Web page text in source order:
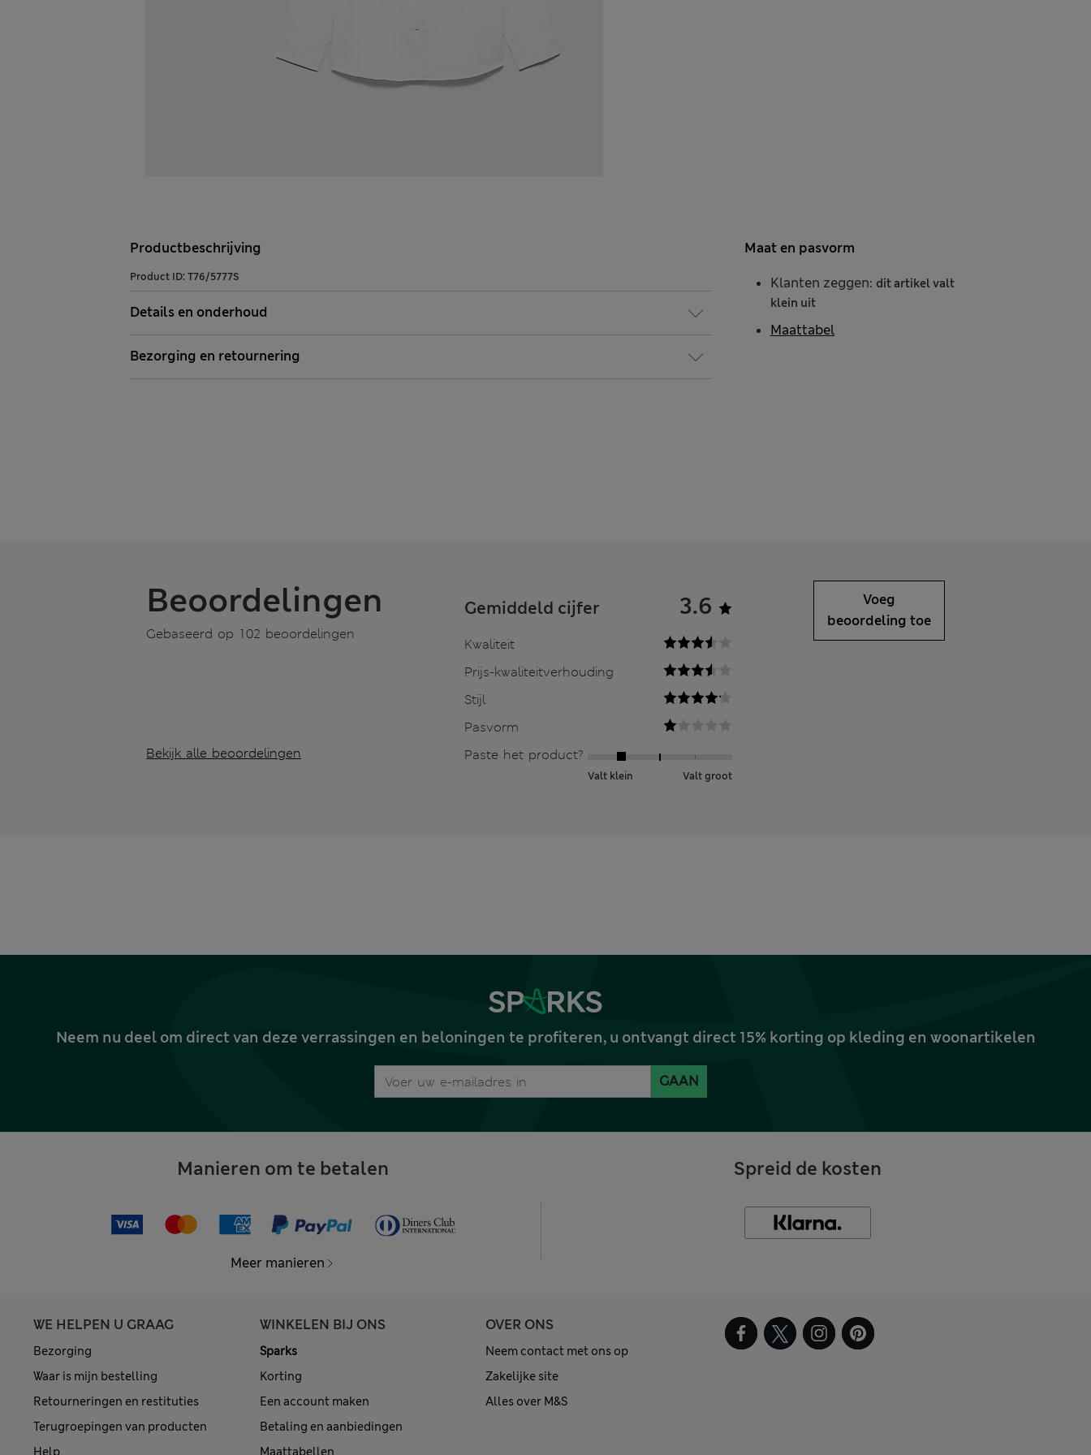
Productbeschrijving
Product ID: T76/5777S
Details en onderhoud
Bezorging en retournering
Maat en pasvorm
Klanten zeggen: dit artikel valt
klein uit
Maattabel
Beoordelingen
Gebaseerd op 102 beoordelingen
Bekijk alle beoordelingen
Gemiddeld cijfer 3.6
Kwaliteit
Prijs-kwaliteitverhouding
Stijl
Pasvorm
Paste het product?
Valt klein Valt groot
Voeg
beoordeling toe
Neem nu deel om direct van deze verrassingen en beloningen te profiteren, u ontvangt direct 15% korting op kleding en woonartikelen
GAAN
Manieren om te betalen
Meer manieren
Spreid de kosten
WE HELPEN U GRAAG
Bezorging
Waar is mijn bestelling
Retourneringen en restituties
Terugroepingen van producten
Help
WINKELEN BIJ ONS
Sparks
Korting
Een account maken
Betaling en aanbiedingen
Maattabellen
OVER ONS
Neem contact met ons op
Zakelijke site
Alles over M&S